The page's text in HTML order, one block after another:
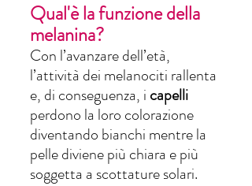
Qual'è la funzione della
melanina?
Con l’avanzare dell’età,
l’attività dei melanociti rallenta
e, di conseguenza, i capelli
perdono la loro colorazione
diventando bianchi mentre la
pelle diviene più chiara e più
soggetta a scottature solari.